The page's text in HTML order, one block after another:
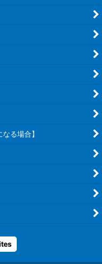
る場合】